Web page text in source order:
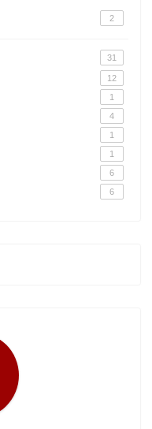
2
31
12
1
4
1
1
6
6